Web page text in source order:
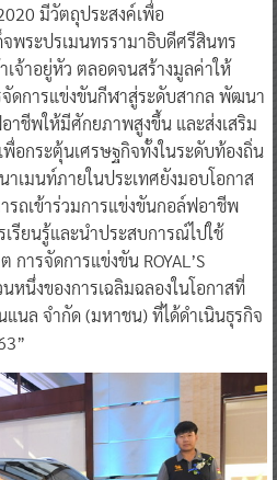
มีวัตถุประสงค์เพื่อ
พระปรเมนทรรามาธิบดีศรีสินทร
เจ้าอยู่หัว ตลอดจนสร้างมูลค่าให้
ดการแข่งขันกีฬาสู่ระดับสากล พัฒนา
าชีพให้มีศักยภาพสูงขึ้น และส่งเสริม
พื่อกระตุ้นเศรษฐกิจทั้งในระดับท้องถิ่น
าเมนท์ภายในประเทศยังมอบโอกาส
ถเข้าร่วมการแข่งขันกอล์ฟอาชีพ
รียนรู้และนำประสบการณ์ไปใช้
ารจัดการแข่งขัน ROYAL’S
หนึ่งของการเฉลิมฉลองในโอกาสที่
นล จำกัด (มหาชน) ที่ได้ดำเนินธุรกิจ